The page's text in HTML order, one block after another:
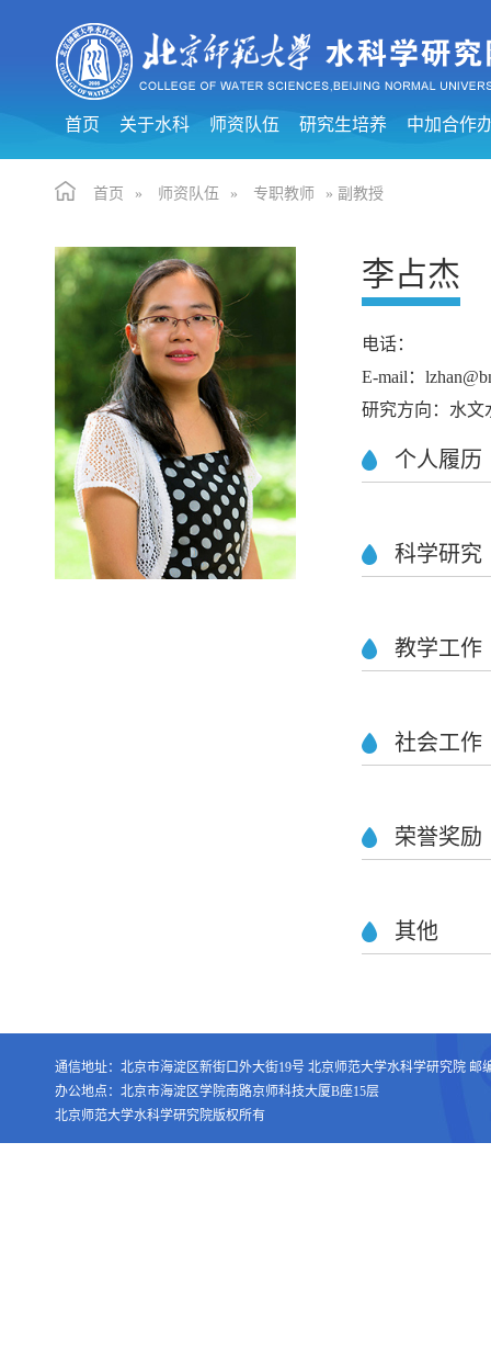
首页 关于水科 师资队伍 研究生培养 中加合作
首页 » 师资队伍 » 专职教师 » 副教授
李占杰
电话：
E-mail：
研究方向：水文
个人履历
科学研究
教学工作
社会工作
荣誉奖励
其他
通信地址：北京市海淀区新街口外大街19号 北京师范大学水科学研究院 邮
办公地点：北京市海淀区学院南路京师科技大厦B座15层
北京师范大学水科学研究院版权所有